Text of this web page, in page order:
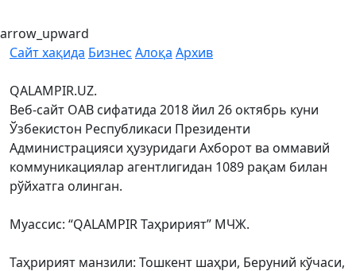
arrow_upward
Сайт хақида Бизнес Алоқа Архив
QALAMPIR.UZ.
Веб-сайт ОАВ сифатида 2018 йил 26 октябрь куни
Ўзбекистон Республикаси Президенти
Администрацияси ҳузуридаги Ахборот ва оммавий
коммуникациялар агентлигидан 1089 рақам билан
рўйхатга олинган.
Муассис: “QALAMPIR Таҳририят” МЧЖ.
Таҳририят манзили: Тошкент шаҳри, Беруний кўчаси,